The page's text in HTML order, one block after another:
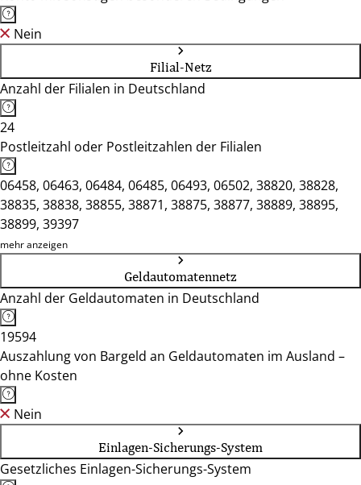
Nein
Filial-Netz
Anzahl der Filialen in Deutschland
24
Postleitzahl oder Postleitzahlen der Filialen
06458, 06463, 06484, 06485, 06493, 06502, 38820, 38828,
38835, 38838, 38855, 38871, 38875, 38877, 38889, 38895,
38899, 39397
mehr anzeigen
Geldautomatennetz
Anzahl der Geldautomaten in Deutschland
19594
Auszahlung von Bargeld an Geldautomaten im Ausland –
ohne Kosten
Nein
Einlagen-Sicherungs-System
Gesetzliches Einlagen-Sicherungs-System